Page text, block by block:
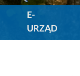
E-
URZĄD